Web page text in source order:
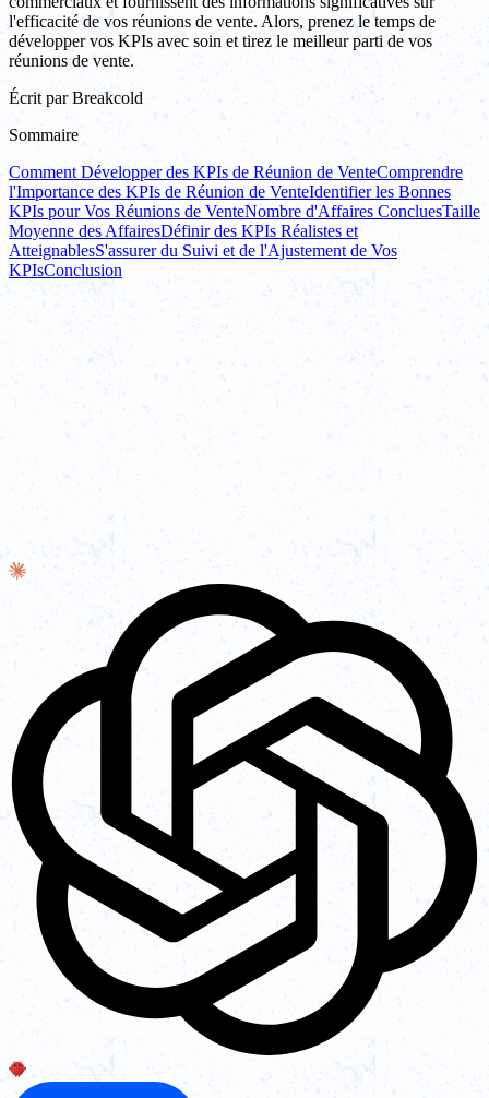
l'efficacité de vos réunions de vente. Alors, prenez le temps de
développer vos KPIs avec soin et tirez le meilleur parti de vos
réunions de vente.
Écrit par Breakcold
Sommaire
Comment Développer des KPIs de Réunion de VenteComprendre
l'Importance des KPIs de Réunion de VenteIdentifier les Bonnes
KPIs pour Vos Réunions de VenteNombre d'Affaires ConcluesTaille
Moyenne des AffairesDéfinir des KPIs Réalistes et
AtteignablesS'assurer du Suivi et de l'Ajustement de Vos
KPIsConclusion